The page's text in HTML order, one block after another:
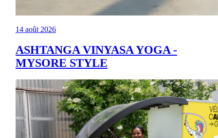
14 août 2026
ASHTANGA VINYASA YOGA -
MYSORE STYLE